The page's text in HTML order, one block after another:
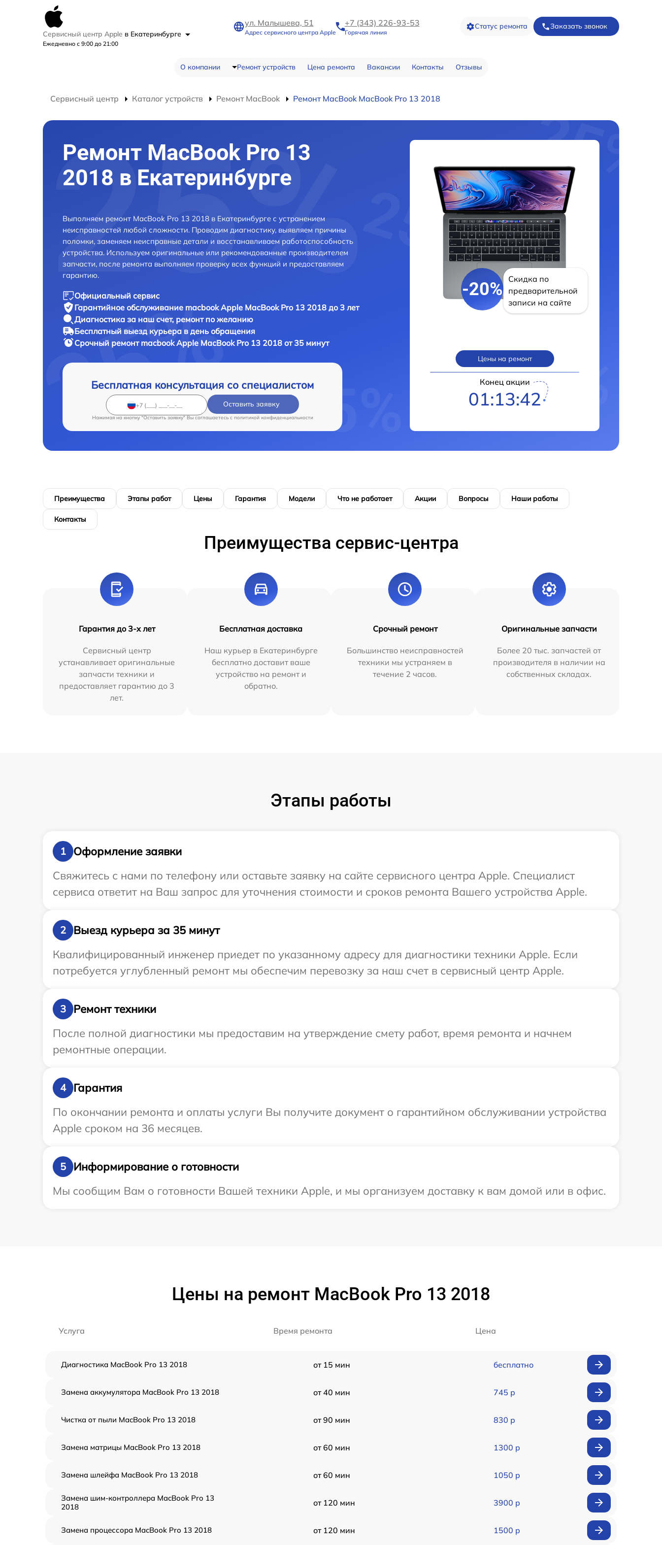
Сервисный центр Apple в Екатеринбурге
Ежедневно с 9:00 до 21:00
ул. Малышева, 51
Адрес сервисного центра Apple
+7 (343) 226-93-53
Горячая линия
Статус ремонта Заказать звонок
О компании Ремонт устройств Цена ремонта Вакансии Контакты Отзывы
Сервисный центр Каталог устройств Ремонт MacBook Ремонт MacBook MacBook Pro 13 2018
Ремонт MacBook Pro 13
2018 в Екатеринбурге
Выполняем ремонт MacBook Pro 13 2018 в Екатеринбурге с устранением
неисправностей любой сложности. Проводим диагностику, выявляем причины
поломки, заменяем неисправные детали и восстанавливаем работоспособность
устройства. Используем оригинальные или рекомендованные производителем
запчасти, после ремонта выполняем проверку всех функций и предоставляем
гарантию.
Официальный сервис
Гарантийное обслуживание macbook Apple MacBook Pro 13 2018 до 3 лет
Диагностика за наш счет, ремонт по желанию
Бесплатный выезд курьера в день обращения
Срочный ремонт macbook Apple MacBook Pro 13 2018 от 35 минут
Бесплатная консультация со специалистом
Оставить заявку
Нажимая на кнопку "Оставить заявку" Вы соглашаетесь c политикой конфиденциальности
-20%
Скидка по
предварительной
записи на сайте
Цены на ремонт
Конец акции
01:13:41
Преимущества Этапы работ Цены Гарантия Модели Что не работает Акции Вопросы Наши работы
Контакты
Преимущества сервис-центра
Гарантия до 3-х лет
Сервисный центр
устанавливает оригинальные
запчасти техники и
предоставляет гарантию до 3
лет.
Бесплатная доставка
Наш курьер в Екатеринбурге
бесплатно доставит ваше
устройство на ремонт и
обратно.
Срочный ремонт
Большинство неисправностей
техники мы устраняем в
течение 2 часов.
Оригинальные запчасти
Более 20 тыс. запчастей от
производителя в наличии на
собственных складах.
Этапы работы
1
Оформление заявки
Свяжитесь с нами по телефону или оставьте заявку на сайте сервисного центра Apple. Специалист
сервиса ответит на Ваш запрос для уточнения стоимости и сроков ремонта Вашего устройства Apple.
2
Выезд курьера за 35 минут
Квалифицированный инженер приедет по указанному адресу для диагностики техники Apple. Если
потребуется углубленный ремонт мы обеспечим перевозку за наш счет в сервисный центр Apple.
3
Ремонт техники
После полной диагностики мы предоставим на утверждение смету работ, время ремонта и начнем
ремонтные операции.
4
Гарантия
По окончании ремонта и оплаты услуги Вы получите документ о гарантийном обслуживании устройства
Apple сроком на 36 месяцев.
5
Информирование о готовности
Мы сообщим Вам о готовности Вашей техники Apple, и мы организуем доставку к вам домой или в офис.
Цены на ремонт MacBook Pro 13 2018
Услуга Время ремонта Цена
Диагностика MacBook Pro 13 2018 от 15 мин бесплатно
Замена аккумулятора MacBook Pro 13 2018 от 40 мин 745 р
Чистка от пыли MacBook Pro 13 2018 от 90 мин 830 р
Замена матрицы MacBook Pro 13 2018 от 60 мин 1300 р
Замена шлейфа MacBook Pro 13 2018 от 60 мин 1050 р
Замена шим-контроллера MacBook Pro 13
2018
от 120 мин 3900 р
Замена процессора MacBook Pro 13 2018 от 120 мин 1500 р